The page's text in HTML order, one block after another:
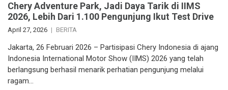
Chery Adventure Park, Jadi Daya Tarik di IIMS
2026, Lebih Dari 1.100 Pengunjung Ikut Test Drive
April 27, 2026 BERITA
Jakarta, 26 Februari 2026 – Partisipasi Chery Indonesia di ajang
Indonesia International Motor Show (IIMS) 2026 yang telah
berlangsung berhasil menarik perhatian pengunjung melalui
ragam…